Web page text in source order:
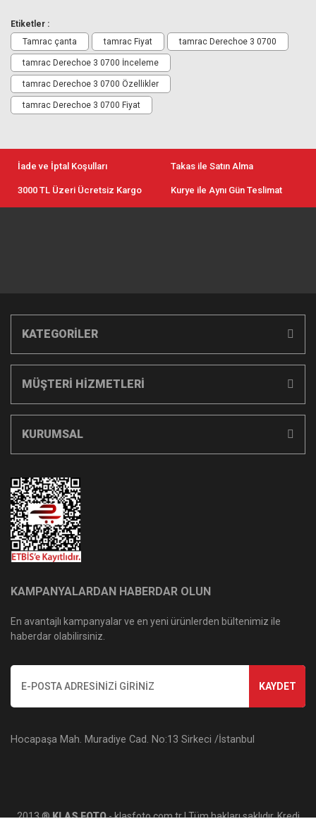
Etiketler :
Tamrac çanta
tamrac Fiyat tamrac Derechoe 3 0700
tamrac Derechoe 3 0700 İnceleme
tamrac Derechoe 3 0700 Özellikler
tamrac Derechoe 3 0700 Fiyat
İade ve İptal Koşulları Takas ile Satın Alma
3000 TL Üzeri Ücretsiz Kargo Kurye ile Aynı Gün Teslimat
KATEGORİLER
MÜŞTERİ HİZMETLERİ
KURUMSAL
KAMPANYALARDAN HABERDAR OLUN
En avantajlı kampanyalar ve en yeni ürünlerden bültenimiz ile
haberdar olabilirsiniz.
KAYDET
Hocapaşa Mah. Muradiye Cad. No:13 Sirkeci /İstanbul
2013 ®KLAS FOTO- klasfoto.com.tr | Tüm hakları saklıdır. Kredi